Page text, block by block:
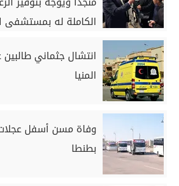
الكاملة له بمستشفى
انتشال جثماني
المنيا
وفاة مسن أسفل
بطنطا